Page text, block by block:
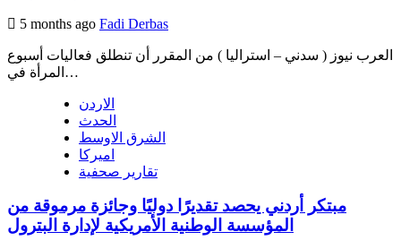
5 months ago Fadi Derbas
العرب نيوز ( سدني – استراليا ) من المقرر أن تنطلق فعاليات أسبوع
المرأة في…
الاردن
الحدث
الشرق الاوسط
اميركا
تقارير صحفية
مبتكر أردني يحصد تقديرًا دوليًا وجائزة مرموقة من
المؤسسة الوطنية الأمريكية لإدارة البترول